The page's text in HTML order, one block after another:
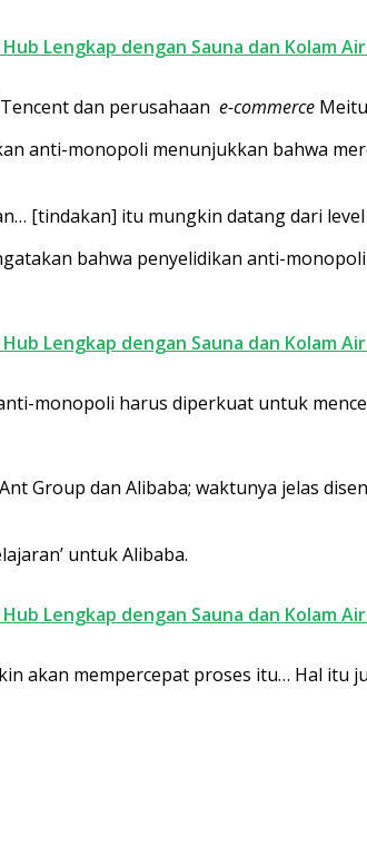
Lengkap dengan Sauna dan Kolam
dan perusahaan e-commerce
anti-monopoli menunjukkan bahwa
[tindakan] itu mungkin datang dari
bahwa penyelidikan anti-
Lengkap dengan Sauna dan Kolam
monopoli harus diperkuat untuk
Group dan Alibaba; waktunya jelas
untuk Alibaba.
Lengkap dengan Sauna dan Kolam
akan mempercepat proses itu… Hal itu